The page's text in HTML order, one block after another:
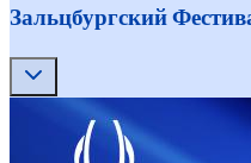
Зальцбургский